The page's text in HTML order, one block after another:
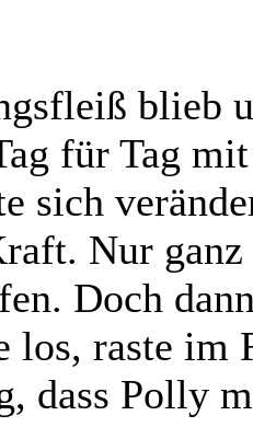
blieb
für Tag
sich
Nur
Doch
los, raste im
dass Polly